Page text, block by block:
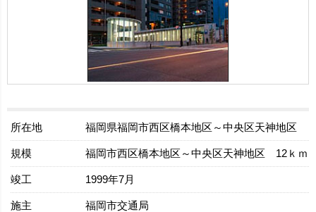
所在地 福岡県福岡市西区橋本地区～中央区天神地区
規模 福岡市西区橋本地区～中央区天神地区 12ｋｍ
竣工 1999年7月
施主 福岡市交通局